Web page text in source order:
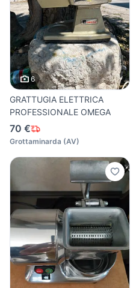
6
GRATTUGIA ELETTRICA
PROFESSIONALE OMEGA
70 €
Grottaminarda (AV)